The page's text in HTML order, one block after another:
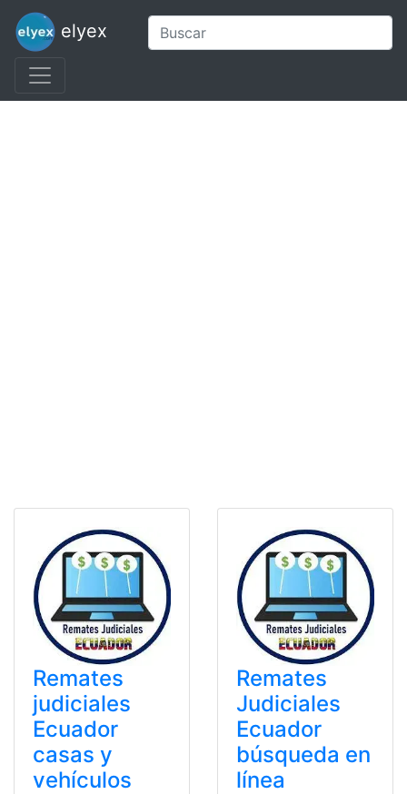
elyex
Remates
judiciales
Ecuador
casas y
vehículos
Remates
Judiciales
Ecuador
búsqueda en
línea